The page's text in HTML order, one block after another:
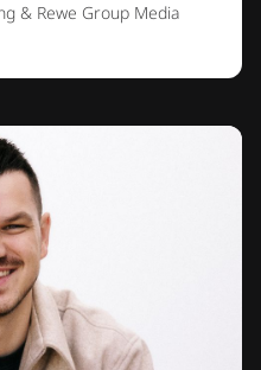
& Rewe Group Media